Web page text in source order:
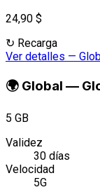
24,90 $
↻ Recarga
Ver detalles —
🌍 Global —
5 GB
Validez
30 días
Velocidad
5G